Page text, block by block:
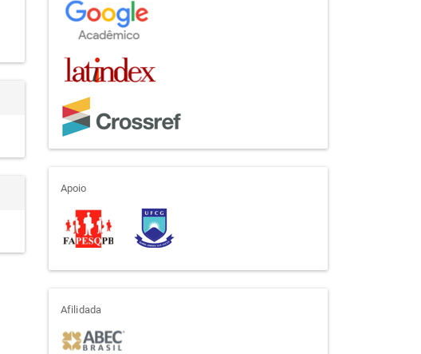
apoio
Apoio
afiliada
Afilidada